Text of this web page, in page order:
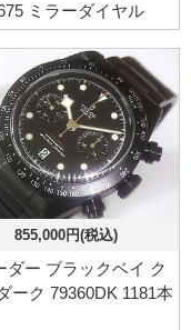
ミラーダイヤル
855,000円(税込)
ダー ブラックベイ ク
ーク 79360DK 1181本